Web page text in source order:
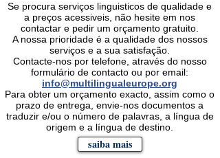
Se procura serviços linguisticos de qualidade e
a preços acessiveis, não hesite em nos
contactar e pedir um orçamento gratuito.
A nossa prioridade é a qualidade dos nossos
serviços e a sua satisfação.
Contacte-nos por telefone, através do nosso
formulário de contacto ou por email:
info@multilingualeurope.org
Para obter um orçamento exacto, assim como o
prazo de entrega, envie-nos documentos a
traduzir e/ou o número de palavras, a língua de
origem e a língua de destino.
saiba mais